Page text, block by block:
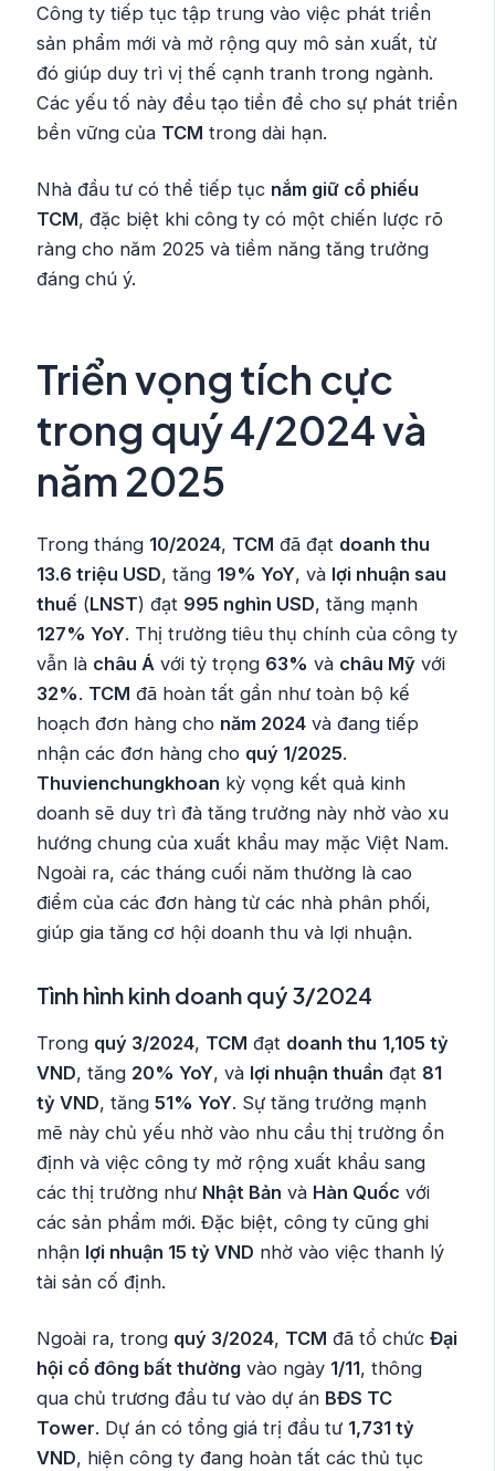
Công ty tiếp tục tập trung vào việc phát triển
sản phẩm mới và mở rộng quy mô sản xuất, từ
đó giúp duy trì vị thế cạnh tranh trong ngành.
Các yếu tố này đều tạo tiền đề cho sự phát triển
bền vững của TCM trong dài hạn.
Nhà đầu tư có thể tiếp tục nắm giữ cổ phiếu
TCM, đặc biệt khi công ty có một chiến lược rõ
ràng cho năm 2025 và tiềm năng tăng trưởng
đáng chú ý.
Triển vọng tích cực
trong quý 4/2024 và
năm 2025
Trong tháng 10/2024, TCM đã đạt doanh thu
13.6 triệu USD, tăng 19% YoY, và lợi nhuận sau
thuế (LNST) đạt 995 nghìn USD, tăng mạnh
127% YoY. Thị trường tiêu thụ chính của công ty
vẫn là châu Á với tỷ trọng 63% và châu Mỹ với
32%. TCM đã hoàn tất gần như toàn bộ kế
hoạch đơn hàng cho năm 2024 và đang tiếp
nhận các đơn hàng cho quý 1/2025.
Thuvienchungkhoan kỳ vọng kết quả kinh
doanh sẽ duy trì đà tăng trưởng này nhờ vào xu
hướng chung của xuất khẩu may mặc Việt Nam.
Ngoài ra, các tháng cuối năm thường là cao
điểm của các đơn hàng từ các nhà phân phối,
giúp gia tăng cơ hội doanh thu và lợi nhuận.
Tình hình kinh doanh quý 3/2024
Trong quý 3/2024, TCM đạt doanh thu 1,105 tỷ
VND, tăng 20% YoY, và lợi nhuận thuần đạt 81
tỷ VND, tăng51% YoY. Sự tăng trưởng mạnh
mẽ này chủ yếu nhờ vào nhu cầu thị trường ổn
định và việc công ty mở rộng xuất khẩu sang
các thị trường như Nhật Bản và Hàn Quốc với
các sản phẩm mới. Đặc biệt, công ty cũng ghi
nhận lợi nhuận 15 tỷ VND nhờ vào việc thanh lý
tài sản cố định.
Ngoài ra, trong quý 3/2024, TCM đã tổ chứcĐại
hội cổ đông bất thường vào ngày 1/11, thông
qua chủ trương đầu tư vào dự án BĐS TC
Tower. Dự án có tổng giá trị đầu tư 1,731 tỷ
VND, hiện công ty đang hoàn tất các thủ tục